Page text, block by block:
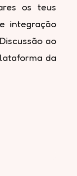
os teus
integração
ao
da